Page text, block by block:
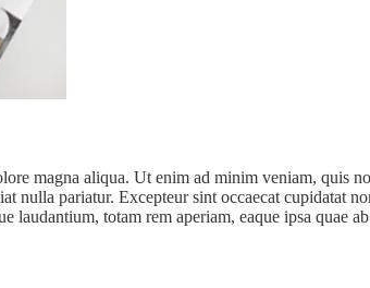
magna aliqua. Ut enim ad minim veniam, quis
nulla pariatur. Excepteur sint occaecat cupidatat
totam rem aperiam, eaque ipsa quae